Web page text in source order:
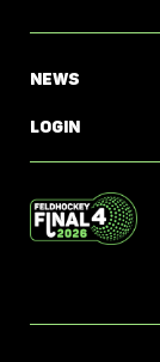
News
Login